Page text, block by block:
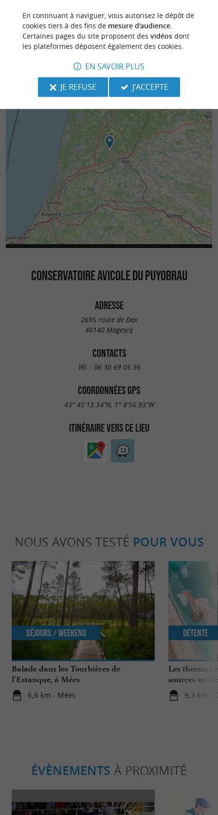
CONSERVATOIRE AVICOLE DU PUYOBRAU
ADRESSE
2695 route de Dax
40140 Magescq
CONTACTS
Tél. : 06 30 69 05 36
COORDONNÉES GPS
43° 45'13.34"N, 1° 8'56.93"W
ITINÉRAIRE VERS CE LIEU
NOUS AVONS TESTÉ POUR VOUS
Balade dans les Tourbières de
l’Estanque, à Mées
6,6 km - Mées
Séjours / Weekend
Les thermes
sources
bien-être
9,3 km -
Détente
ÉVÈNEMENTS À PROXIMITÉ
En continuant à naviguer, vous autorisez le dépôt de
cookies tiers à des fins de mesure d'audience.
Certaines pages du site proposent des vidéosdont
les plateformes déposent également des cookies.
EN SAVOIR PLUS
JE REFUSE
J'ACCEPTE